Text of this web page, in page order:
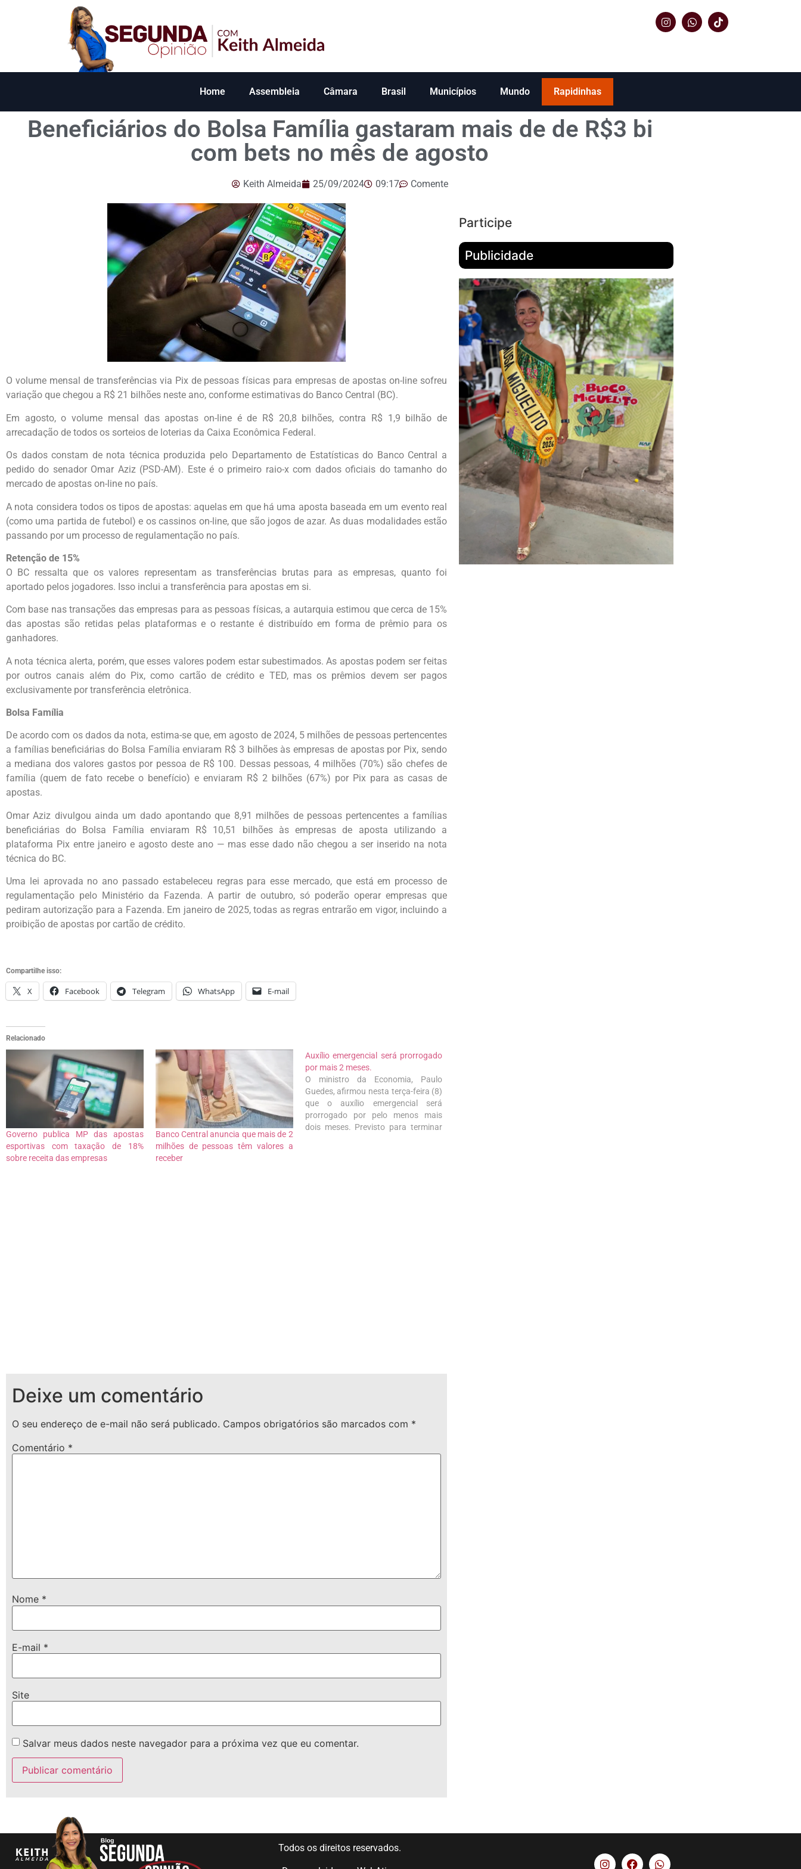
Home Assembleia Câmara Brasil Municípios Mundo Rapidinhas
Beneficiários do Bolsa Família gastaram mais de de R$3 bi
com bets no mês de agosto
Keith Almeida 25/09/2024 09:17 Comente
O volume mensal de transferências via Pix de pessoas físicas para empresas de apostas on-line sofreu
variação que chegou a R$ 21 bilhões neste ano, conforme estimativas do Banco Central (BC).
Em agosto, o volume mensal das apostas on-line é de R$ 20,8 bilhões, contra R$ 1,9 bilhão de
arrecadação de todos os sorteios de loterias da Caixa Econômica Federal.
Os dados constam de nota técnica produzida pelo Departamento de Estatísticas do Banco Central a
pedido do senador Omar Aziz (PSD-AM). Este é o primeiro raio-x com dados oficiais do tamanho do
mercado de apostas on-line no país.
A nota considera todos os tipos de apostas: aquelas em que há uma aposta baseada em um evento real
(como uma partida de futebol) e os cassinos on-line, que são jogos de azar. As duas modalidades estão
passando por um processo de regulamentação no país.
Retenção de 15%
O BC ressalta que os valores representam as transferências brutas para as empresas, quanto foi
aportado pelos jogadores. Isso inclui a transferência para apostas em si.
Com base nas transações das empresas para as pessoas físicas, a autarquia estimou que cerca de 15%
das apostas são retidas pelas plataformas e o restante é distribuído em forma de prêmio para os
ganhadores.
A nota técnica alerta, porém, que esses valores podem estar subestimados. As apostas podem ser feitas
por outros canais além do Pix, como cartão de crédito e TED, mas os prêmios devem ser pagos
exclusivamente por transferência eletrônica.
Bolsa Família
De acordo com os dados da nota, estima-se que, em agosto de 2024, 5 milhões de pessoas pertencentes
a famílias beneficiárias do Bolsa Família enviaram R$ 3 bilhões às empresas de apostas por Pix, sendo
a mediana dos valores gastos por pessoa de R$ 100. Dessas pessoas, 4 milhões (70%) são chefes de
família (quem de fato recebe o benefício) e enviaram R$ 2 bilhões (67%) por Pix para as casas de
apostas.
Omar Aziz divulgou ainda um dado apontando que 8,91 milhões de pessoas pertencentes a famílias
beneficiárias do Bolsa Família enviaram R$ 10,51 bilhões às empresas de aposta utilizando a
plataforma Pix entre janeiro e agosto deste ano — mas esse dado não chegou a ser inserido na nota
técnica do BC.
Uma lei aprovada no ano passado estabeleceu regras para esse mercado, que está em processo de
regulamentação pelo Ministério da Fazenda. A partir de outubro, só poderão operar empresas que
pediram autorização para a Fazenda. Em janeiro de 2025, todas as regras entrarão em vigor, incluindo a
proibição de apostas por cartão de crédito.
Compartilhe isso:
X Facebook Telegram WhatsApp E-mail
Relacionado
Governo publica MP das apostas
esportivas com taxação de 18%
sobre receita das empresas
Banco Central anuncia que mais de 2
milhões de pessoas têm valores a
receber
Auxílio emergencial será prorrogado
por mais 2 meses.
O ministro da Economia, Paulo
Guedes, afirmou nesta terça-feira (8)
que o auxílio emergencial será
prorrogado por pelo menos mais
dois meses. Previsto para terminar
Deixe um comentário
O seu endereço de e-mail não será publicado. Campos obrigatórios são marcados com *
Comentário *
Nome *
E-mail *
Site
Salvar meus dados neste navegador para a próxima vez que eu comentar.
Participe
Publicidade
Todos os direitos reservados.